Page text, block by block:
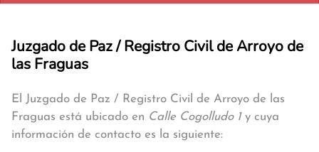
Juzgado de Paz / Registro Civil de Arroyo de
las Fraguas
El Juzgado de Paz / Registro Civil de Arroyo de las
Fraguas está ubicado en Calle Cogolludo 1y cuya
información de contacto es la siguiente: